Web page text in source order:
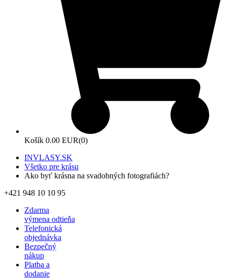
Košík 0.00 EUR(0)
INVLASY.SK
Všetko pre krásu
Ako byť krásna na svadobných fotografiách?
+421 948 10 10 95
Zdarma
výmena odtieňa
Telefonická
objednávka
Bezpečný
nákup
Platba a
dodanie